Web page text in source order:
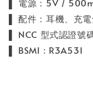
▌ 電源：5V /
▌ 配件：耳機、充
▌ NCC 型式認證
▌ BSMI：R3A531